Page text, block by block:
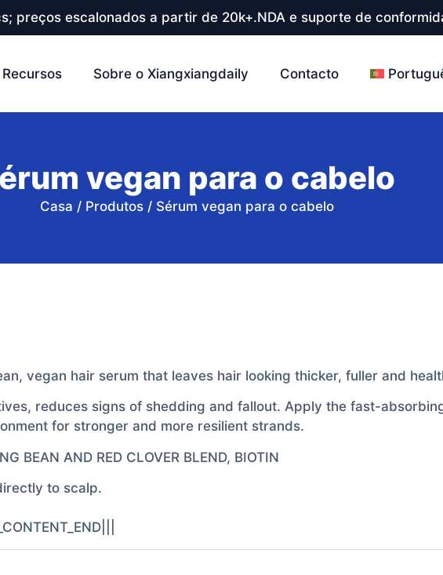
preços escalonados a partir de 20k+.NDA e suporte de
Recursos Sobre o Xiangxiangdaily Contacto
vegan para o cabelo
Casa / Produtos/ Sérum vegan para o cabelo
vegan hair serum that leaves hair looking thicker, fuller and
reduces signs of shedding and fallout. Apply the fast-
for stronger and more resilient strands.
BEAN AND RED CLOVER BLEND, BIOTIN
to scalp.